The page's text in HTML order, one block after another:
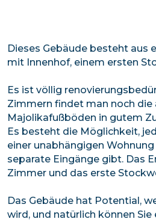
Dieses Gebäude besteht aus
mit Innenhof, einem ersten
Es ist völlig
Zimmern findet man noch die
Majolikafußböden in gutem
Es besteht die Möglichkeit,
einer unabhängigen
separate Eingänge gibt. Das
Zimmer und das erste
Das Gebäude hat Potential,
wird, und natürlich können Sie